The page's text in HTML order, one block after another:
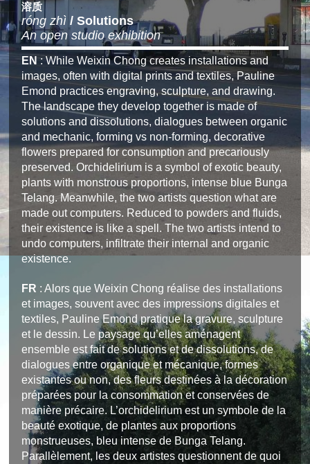
溶质
róng zhì / Solutions
An open studio exhibition
EN : While Weixin Chong creates installations and
images, often with digital prints and textiles, Pauline
Emond practices engraving, sculpture, and drawing.
The landscape they develop together is made of
solutions and dissolutions, dialogues between organic
and mechanic, forming vs non-forming, decorative
flowers prepared for consumption and precariously
preserved. Orchidelirium is a symbol of exotic beauty,
plants with monstrous proportions, intense blue Bunga
Telang. Meanwhile, the two artists question what are
made out computers. Reduced to powders and fluids,
their existence is like a spell. The two artists intend to
undo computers, infiltrate their internal and organic
existence.
FR : Alors que Weixin Chong réalise des installations
et images, souvent avec des impressions digitales et
textiles, Pauline Emond pratique la gravure, sculpture
et le dessin. Le paysage qu’elles aménagent
ensemble est fait de solutions et de dissolutions, de
dialogues entre organique et mécanique, formes
existantes ou non, des fleurs destinées à la décoration
préparées pour la consommation et conservées de
manière précaire. L’orchidelirium est un symbole de la
beauté exotique, de plantes aux proportions
monstrueuses, bleu intense de Bunga Telang.
Parallèlement, les deux artistes questionnent de quoi